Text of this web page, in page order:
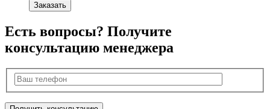
Заказать
Есть вопросы? Получите
консультацию менеджера